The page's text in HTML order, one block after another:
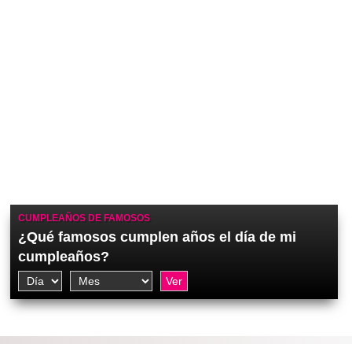
CUMPLEAÑOS DE FAMOSOS
¿Qué famosos cumplen años el día de mi
cumpleaños?